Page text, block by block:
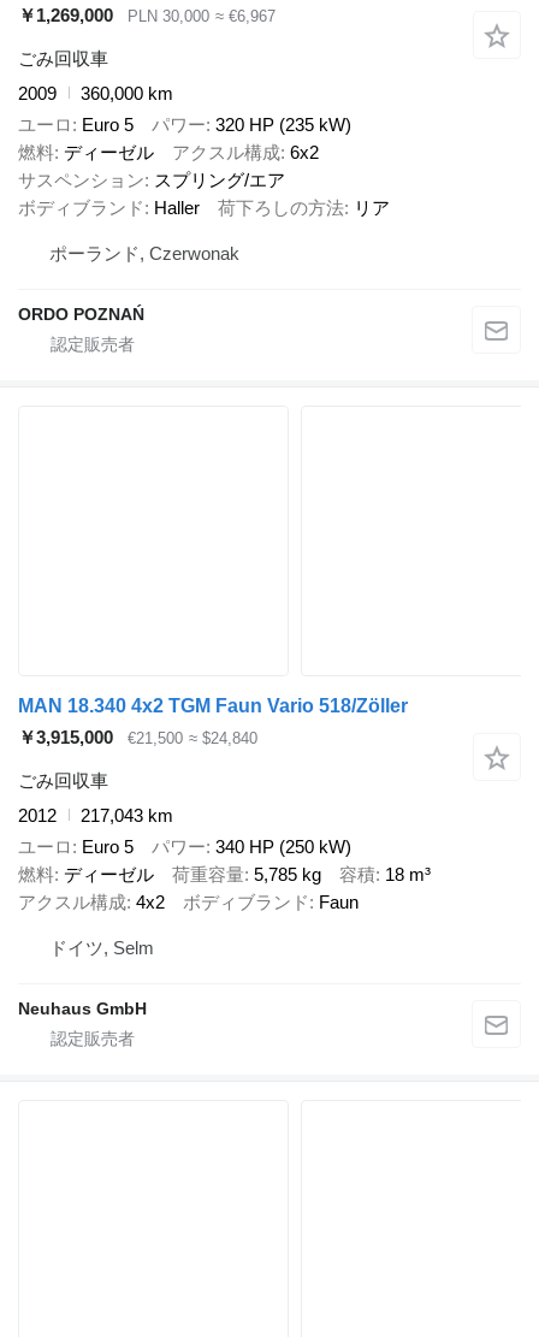
￥1,269,000 PLN 30,000 ≈ €6,967
ごみ回収車
2009
360,000 km
ユーロ
Euro 5 パワー 320 HP (235 kW)
燃料 ディーゼル アクスル構成 6x2
サスペンション
スプリング/エア
ボディブランド
Haller 荷下ろしの方法 リア
ポーランド, Czerwonak
ORDO POZNAŃ
MAN 18.340 4x2 TGM Faun Vario 518/Zöller
￥3,915,000
€21,500 ≈ $24,840
ごみ回収車
2012
217,043 km
ユーロ
Euro 5 パワー 340 HP (250 kW)
燃料 ディーゼル 荷重容量 5,785 kg 容積 18 m³
アクスル構成 4x2 ボディブランド Faun
ドイツ, Selm
Neuhaus GmbH